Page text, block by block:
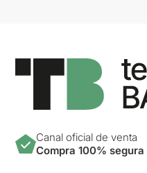
Canal oficial de venta
Compra 100% segura